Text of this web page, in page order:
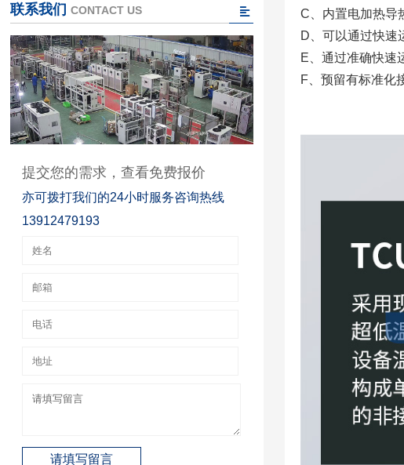
C、内置电加热导
D、可以通过快速
E、通过准确快速
F、预留有标准化
联系我们 CONTACT US
提交您的需求，查看免费报价
亦可拨打我们的24小时服务咨询热线
13912479193